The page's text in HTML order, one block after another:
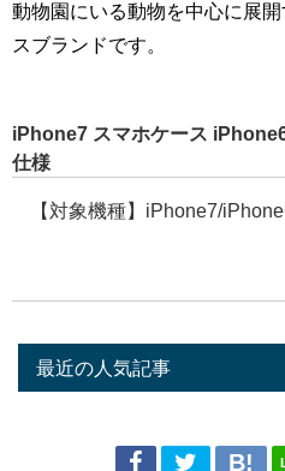
動物園にいる動物を中心に展
スブランドです。
iPhone7 スマホケース
仕様
【対象機種】iPhone7/
最近の人気記事